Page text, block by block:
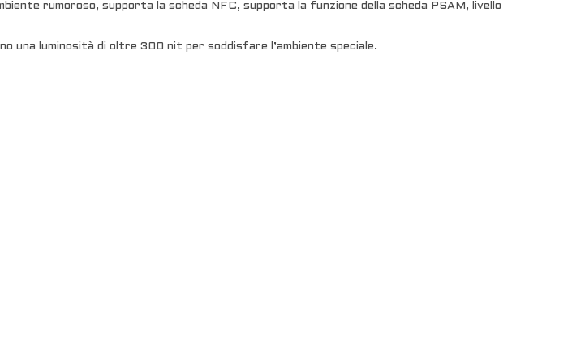
rumoroso, supporta la scheda NFC, supporta la funzione della scheda PSAM, livello
una luminosità di oltre 300 nit per soddisfare l’ambiente speciale.